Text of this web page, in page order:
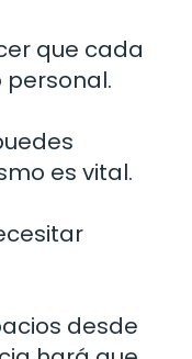
que cada
personal.
es vital.
desde